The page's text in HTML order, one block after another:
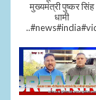
मुख्यमंत्री पुष्कर सिंह
धामी